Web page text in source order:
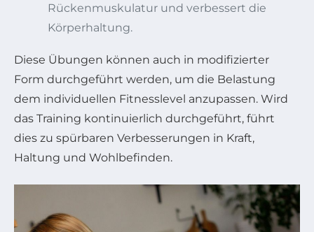
Rückenmuskulatur und verbessert die
Körperhaltung.
Diese Übungen können auch in modifizierter
Form durchgeführt werden, um die Belastung
dem individuellen Fitnesslevel anzupassen. Wird
das Training kontinuierlich durchgeführt, führt
dies zu spürbaren Verbesserungen in Kraft,
Haltung und Wohlbefinden.